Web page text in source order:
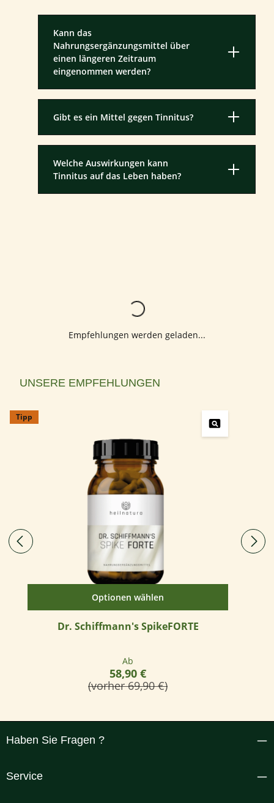
Kann das
Nahrungsergänzungsmittel über
einen längeren Zeitraum
eingenommen werden?
Gibt es ein Mittel gegen Tinnitus?
Welche Auswirkungen kann
Tinnitus auf das Leben haben?
Lädt...
Empfehlungen werden geladen...
Produktgalerie überspringen
UNSERE EMPFEHLUNGEN
Tipp
Optionen wählen
Dr. Schiffmann's SpikeFORTE
Regulärer Preis:
Ab
58,90 €
(vorher 69,90 €)
Haben Sie Fragen ?
Service